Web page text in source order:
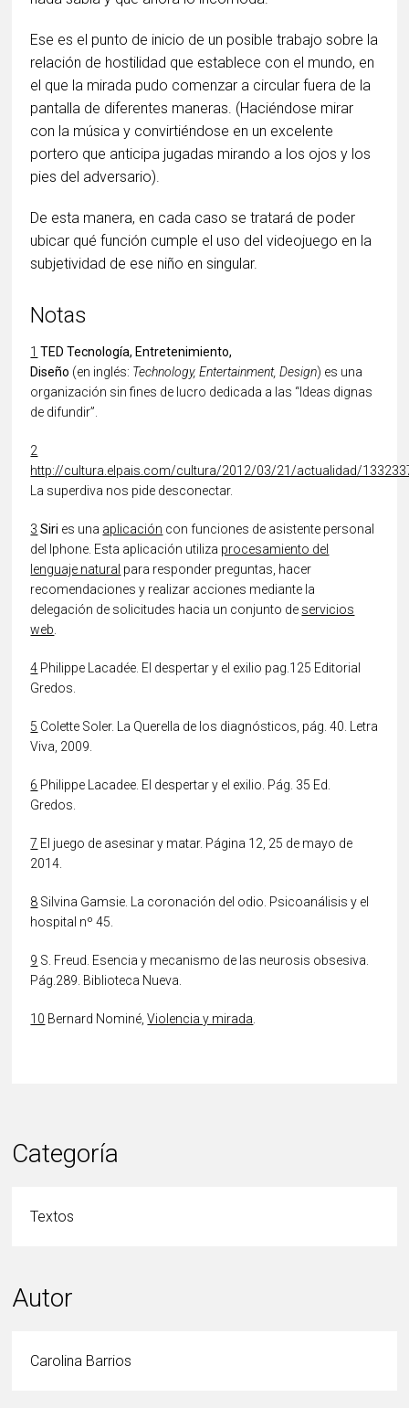
Ese es el punto de inicio de un posible trabajo sobre la
relación de hostilidad que establece con el mundo, en
el que la mirada pudo comenzar a circular fuera de la
pantalla de diferentes maneras. (Haciéndose mirar
con la música y convirtiéndose en un excelente
portero que anticipa jugadas mirando a los ojos y los
pies del adversario).
De esta manera, en cada caso se tratará de poder
ubicar qué función cumple el uso del videojuego en la
subjetividad de ese niño en singular.
Notas
1 TED Tecnología, Entretenimiento,
Diseño (en inglés: Technology, Entertainment, Design) es una
organización sin fines de lucro dedicada a las “Ideas dignas
de difundir”.
2
http://cultura.elpais.com/cultura/2012/03/21/actualidad/
La superdiva nos pide desconectar.
3 Siri es una aplicación con funciones de asistente personal
del Iphone. Esta aplicación utiliza procesamiento del
lenguaje natural para responder preguntas, hacer
recomendaciones y realizar acciones mediante la
delegación de solicitudes hacia un conjunto de servicios
web.
4 Philippe Lacadée. El despertar y el exilio pag.125 Editorial
Gredos.
5 Colette Soler. La Querella de los diagnósticos, pág. 40. Letra
Viva, 2009.
6 Philippe Lacadee. El despertar y el exilio. Pág. 35 Ed.
Gredos.
7 El juego de asesinar y matar. Página 12, 25 de mayo de
2014.
8 Silvina Gamsie. La coronación del odio. Psicoanálisis y el
hospital nº 45.
9 S. Freud. Esencia y mecanismo de las neurosis obsesiva.
Pág.289. Biblioteca Nueva.
10 Bernard Nominé,Violencia y mirada.
Categoría
Textos
Autor
Carolina Barrios